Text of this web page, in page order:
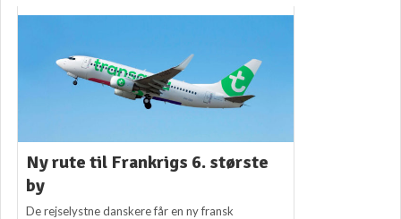
Ny rute til Frankrigs 6. største
by
De rejselystne danskere får en ny fransk